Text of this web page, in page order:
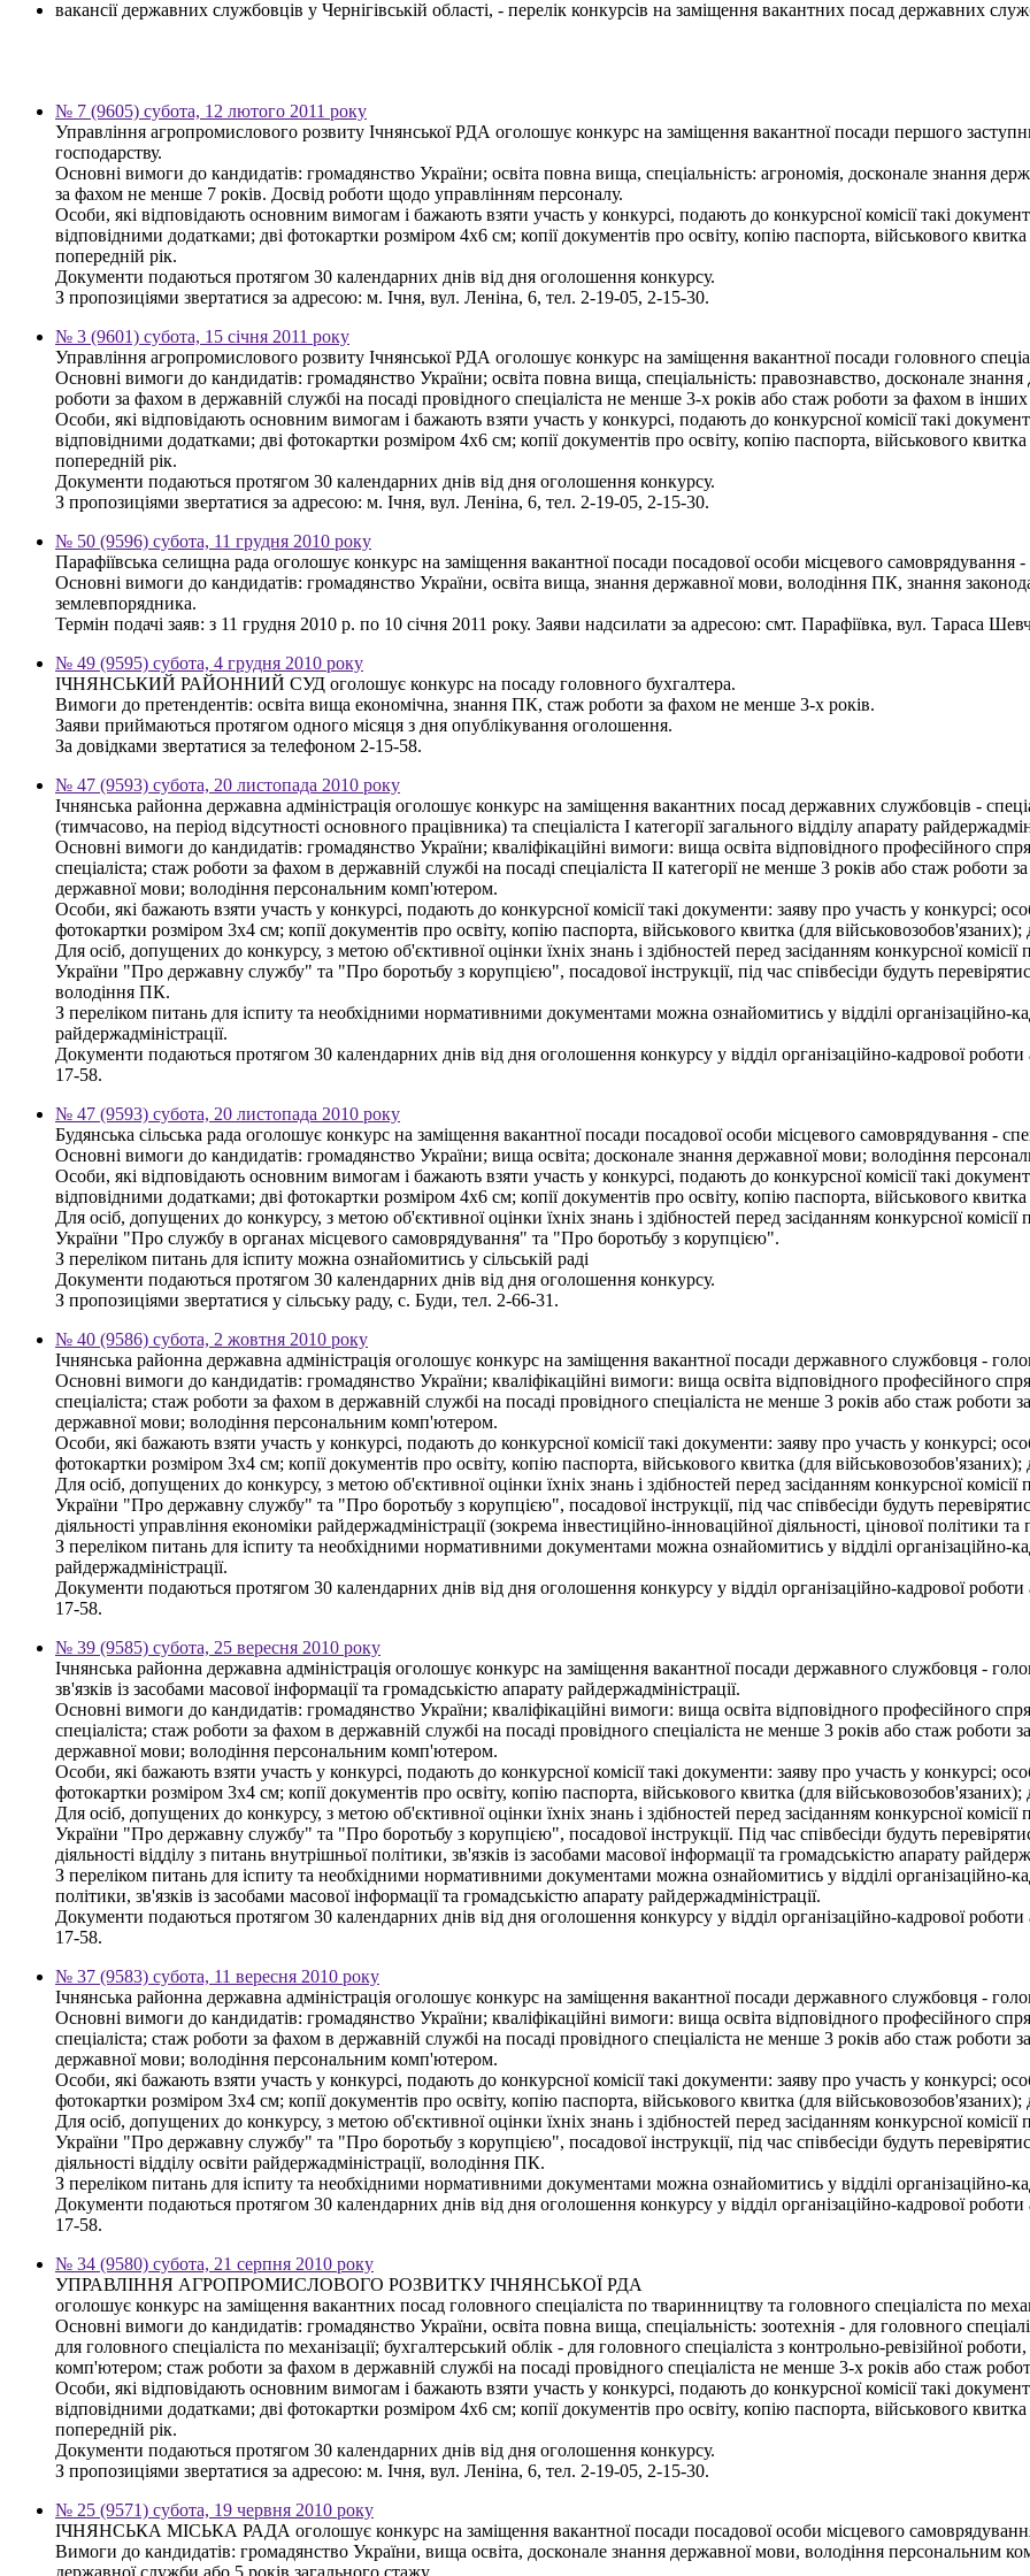
вакансії державних службовців у Чернігівській області, - перелік конкурсів на заміщення вакантних посад державних
№ 7 (9605) субота, 12 лютого 2011 року
Управління агропромислового розвиту Ічнянської РДА оголошує конкурс на заміщення вакантної посади першого
господарству.
Основні вимоги до кандидатів: громадянство України; освіта повна вища, спеціальність: агрономія, досконале знання
за фахом не менше 7 років. Досвід роботи щодо управлінням персоналу.
Особи, які відповідають основним вимогам і бажають взяти участь у конкурсі, подають до конкурсної комісії такі
відповідними додатками; дві фотокартки розміром 4х6 см; копії документів про освіту, копію паспорта, військового
попередній рік.
Документи подаються протягом 30 календарних днів від дня оголошення конкурсу.
З пропозиціями звертатися за адресою: м. Ічня, вул. Леніна, 6, тел. 2-19-05, 2-15-30.
№ 3 (9601) субота, 15 січня 2011 року
Управління агропромислового розвиту Ічнянської РДА оголошує конкурс на заміщення вакантної посади головного
Основні вимоги до кандидатів: громадянство України; освіта повна вища, спеціальність: правознавство, досконале
роботи за фахом в державній службі на посаді провідного спеціаліста не менше 3-х років або стаж роботи за фахом в
Особи, які відповідають основним вимогам і бажають взяти участь у конкурсі, подають до конкурсної комісії такі
відповідними додатками; дві фотокартки розміром 4х6 см; копії документів про освіту, копію паспорта, військового
попередній рік.
Документи подаються протягом 30 календарних днів від дня оголошення конкурсу.
З пропозиціями звертатися за адресою: м. Ічня, вул. Леніна, 6, тел. 2-19-05, 2-15-30.
№ 50 (9596) субота, 11 грудня 2010 року
Парафіївська селищна рада оголошує конкурс на заміщення вакантної посади посадової особи місцевого самоврядування -
Основні вимоги до кандидатів: громадянство України, освіта вища, знання державної мови, володіння ПК, знання
землевпорядника.
Термін подачі заяв: з 11 грудня 2010 р. по 10 січня 2011 року. Заяви надсилати за адресою: смт. Парафіївка, вул. Тараса
№ 49 (9595) субота, 4 грудня 2010 року
ІЧНЯНСЬКИЙ РАЙОННИЙ СУД оголошує конкурс на посаду головного бухгалтера.
Вимоги до претендентів: освіта вища економічна, знання ПК, стаж роботи за фахом не менше 3-х років.
Заяви приймаються протягом одного місяця з дня опублікування оголошення.
За довідками звертатися за телефоном 2-15-58.
№ 47 (9593) субота, 20 листопада 2010 року
Ічнянська районна державна адміністрація оголошує конкурс на заміщення вакантних посад державних службовців -
(тимчасово, на період відсутності основного працівника) та спеціаліста І категорії загального відділу апарату
Основні вимоги до кандидатів: громадянство України; кваліфікаційні вимоги: вища освіта відповідного професійного
спеціаліста; стаж роботи за фахом в державній службі на посаді спеціаліста ІІ категорії не менше 3 років або стаж
державної мови; володіння персональним комп'ютером.
Особи, які бажають взяти участь у конкурсі, подають до конкурсної комісії такі документи: заяву про участь у конкурсі;
фотокартки розміром 3х4 см; копії документів про освіту, копію паспорта, військового квитка (для
Для осіб, допущених до конкурсу, з метою об'єктивної оцінки їхніх знань і здібностей перед засіданням конкурсної
України "Про державну службу" та "Про боротьбу з корупцією", посадової інструкції, під час співбесіди будуть
володіння ПК.
З переліком питань для іспиту та необхідними нормативними документами можна ознайомитись у відділі організаційно-
райдержадміністрації.
Документи подаються протягом 30 календарних днів від дня оголошення конкурсу у відділ організаційно-кадрової
17-58.
№ 47 (9593) субота, 20 листопада 2010 року
Будянська сільська рада оголошує конкурс на заміщення вакантної посади посадової особи місцевого самоврядування -
Основні вимоги до кандидатів: громадянство України; вища освіта; досконале знання державної мови; володіння
Особи, які відповідають основним вимогам і бажають взяти участь у конкурсі, подають до конкурсної комісії такі
відповідними додатками; дві фотокартки розміром 4х6 см; копії документів про освіту, копію паспорта, військового
Для осіб, допущених до конкурсу, з метою об'єктивної оцінки їхніх знань і здібностей перед засіданням конкурсної
України "Про службу в органах місцевого самоврядування" та "Про боротьбу з корупцією".
З переліком питань для іспиту можна ознайомитись у сільській раді
Документи подаються протягом 30 календарних днів від дня оголошення конкурсу.
З пропозиціями звертатися у сільську раду, с. Буди, тел. 2-66-31.
№ 40 (9586) субота, 2 жовтня 2010 року
Ічнянська районна державна адміністрація оголошує конкурс на заміщення вакантної посади державного службовця -
Основні вимоги до кандидатів: громадянство України; кваліфікаційні вимоги: вища освіта відповідного професійного
спеціаліста; стаж роботи за фахом в державній службі на посаді провідного спеціаліста не менше 3 років або стаж
державної мови; володіння персональним комп'ютером.
Особи, які бажають взяти участь у конкурсі, подають до конкурсної комісії такі документи: заяву про участь у конкурсі;
фотокартки розміром 3х4 см; копії документів про освіту, копію паспорта, військового квитка (для
Для осіб, допущених до конкурсу, з метою об'єктивної оцінки їхніх знань і здібностей перед засіданням конкурсної
України "Про державну службу" та "Про боротьбу з корупцією", посадової інструкції, під час співбесіди будуть
діяльності управління економіки райдержадміністрації (зокрема інвестиційно-інноваційної діяльності, цінової політики
З переліком питань для іспиту та необхідними нормативними документами можна ознайомитись у відділі організаційно-
райдержадміністрації.
Документи подаються протягом 30 календарних днів від дня оголошення конкурсу у відділ організаційно-кадрової
17-58.
№ 39 (9585) субота, 25 вересня 2010 року
Ічнянська районна державна адміністрація оголошує конкурс на заміщення вакантної посади державного службовця -
зв'язків із засобами масової інформації та громадськістю апарату райдержадміністрації.
Основні вимоги до кандидатів: громадянство України; кваліфікаційні вимоги: вища освіта відповідного професійного
спеціаліста; стаж роботи за фахом в державній службі на посаді провідного спеціаліста не менше 3 років або стаж
державної мови; володіння персональним комп'ютером.
Особи, які бажають взяти участь у конкурсі, подають до конкурсної комісії такі документи: заяву про участь у конкурсі;
фотокартки розміром 3х4 см; копії документів про освіту, копію паспорта, військового квитка (для
Для осіб, допущених до конкурсу, з метою об'єктивної оцінки їхніх знань і здібностей перед засіданням конкурсної
України "Про державну службу" та "Про боротьбу з корупцією", посадової інструкції. Під час співбесіди будуть
діяльності відділу з питань внутрішньої політики, зв'язків із засобами масової інформації та громадськістю апарату
З переліком питань для іспиту та необхідними нормативними документами можна ознайомитись у відділі організаційно-
політики, зв'язків із засобами масової інформації та громадськістю апарату райдержадміністрації.
Документи подаються протягом 30 календарних днів від дня оголошення конкурсу у відділ організаційно-кадрової
17-58.
№ 37 (9583) субота, 11 вересня 2010 року
Ічнянська районна державна адміністрація оголошує конкурс на заміщення вакантної посади державного службовця -
Основні вимоги до кандидатів: громадянство України; кваліфікаційні вимоги: вища освіта відповідного професійного
спеціаліста; стаж роботи за фахом в державній службі на посаді провідного спеціаліста не менше 3 років або стаж
державної мови; володіння персональним комп'ютером.
Особи, які бажають взяти участь у конкурсі, подають до конкурсної комісії такі документи: заяву про участь у конкурсі;
фотокартки розміром 3х4 см; копії документів про освіту, копію паспорта, військового квитка (для
Для осіб, допущених до конкурсу, з метою об'єктивної оцінки їхніх знань і здібностей перед засіданням конкурсної
України "Про державну службу" та "Про боротьбу з корупцією", посадової інструкції, під час співбесіди будуть
діяльності відділу освіти райдержадміністрації, володіння ПК.
З переліком питань для іспиту та необхідними нормативними документами можна ознайомитись у відділі організаційно-
Документи подаються протягом 30 календарних днів від дня оголошення конкурсу у відділ організаційно-кадрової
17-58.
№ 34 (9580) субота, 21 серпня 2010 року
УПРАВЛІННЯ АГРОПРОМИСЛОВОГО РОЗВИТКУ ІЧНЯНСЬКОЇ РДА
оголошує конкурс на заміщення вакантних посад головного спеціаліста по тваринництву та головного спеціаліста по
Основні вимоги до кандидатів: громадянство України, освіта повна вища, спеціальність: зоотехнія - для головного
для головного спеціаліста по механізації; бухгалтерський облік - для головного спеціаліста з контрольно-ревізійної
комп'ютером; стаж роботи за фахом в державній службі на посаді провідного спеціаліста не менше 3-х років або стаж
Особи, які відповідають основним вимогам і бажають взяти участь у конкурсі, подають до конкурсної комісії такі
відповідними додатками; дві фотокартки розміром 4х6 см; копії документів про освіту, копію паспорта, військового
попередній рік.
Документи подаються протягом 30 календарних днів від дня оголошення конкурсу.
З пропозиціями звертатися за адресою: м. Ічня, вул. Леніна, 6, тел. 2-19-05, 2-15-30.
№ 25 (9571) субота, 19 червня 2010 року
ІЧНЯНСЬКА МІСЬКА РАДА оголошує конкурс на заміщення вакантної посади посадової особи місцевого самоврядування -
Вимоги до кандидатів: громадянство України, вища освіта, досконале знання державної мови, володіння персональним
державної служби або 5 років загального стажу.